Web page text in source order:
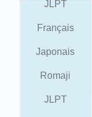
JLPT
Français
Japonais
Romaji
JLPT